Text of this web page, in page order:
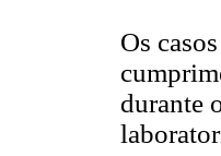
Os
durante